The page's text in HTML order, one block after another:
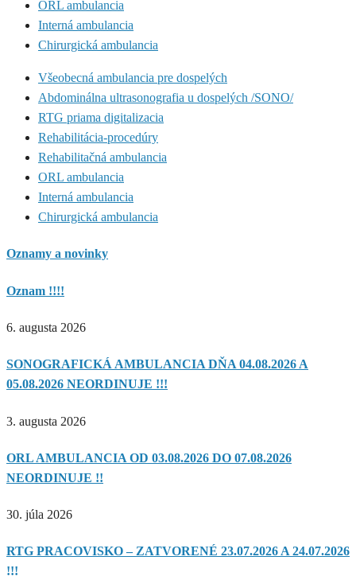
ORL ambulancia
Interná ambulancia
Chirurgická ambulancia
Všeobecná ambulancia pre dospelých
Abdominálna ultrasonografia u dospelých /SONO/
RTG priama digitalizacia
Rehabilitácia-procedúry
Rehabilitačná ambulancia
ORL ambulancia
Interná ambulancia
Chirurgická ambulancia
Oznamy a novinky
Oznam !!!!
6. augusta 2026
SONOGRAFICKÁ AMBULANCIA DŇA 04.08.2026 A
05.08.2026 NEORDINUJE !!!
3. augusta 2026
ORL AMBULANCIA OD 03.08.2026 DO 07.08.2026
NEORDINUJE !!
30. júla 2026
RTG PRACOVISKO – ZATVORENÉ 23.07.2026 A 24.07.2026
!!!